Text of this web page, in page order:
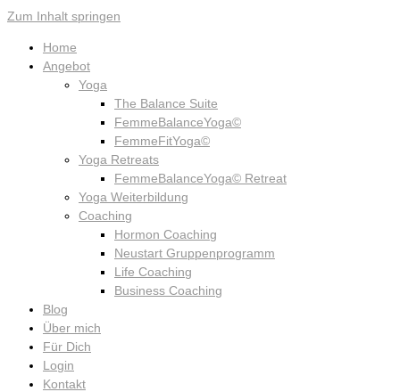
Zum Inhalt springen
Home
Angebot
Yoga
The Balance Suite
FemmeBalanceYoga©
FemmeFitYoga©
Yoga Retreats
FemmeBalanceYoga© Retreat
Yoga Weiterbildung
Coaching
Hormon Coaching
Neustart Gruppenprogramm
Life Coaching
Business Coaching
Blog
Über mich
Für Dich
Login
Kontakt